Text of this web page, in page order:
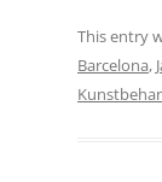
This entry
Barcelona,